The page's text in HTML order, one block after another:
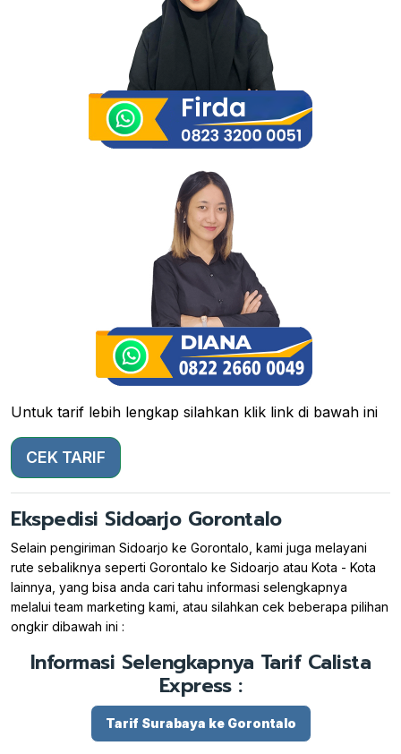
Untuk tarif lebih lengkap silahkan klik link di bawah ini
CEK TARIF
Ekspedisi Sidoarjo Gorontalo
Selain pengiriman Sidoarjo ke Gorontalo, kami juga melayani
rute sebaliknya seperti Gorontalo ke Sidoarjo atau Kota - Kota
lainnya, yang bisa anda cari tahu informasi selengkapnya
melalui team marketing kami, atau silahkan cek beberapa pilihan
ongkir dibawah ini :
Informasi Selengkapnya Tarif Calista
Express :
Tarif Surabaya ke Gorontalo